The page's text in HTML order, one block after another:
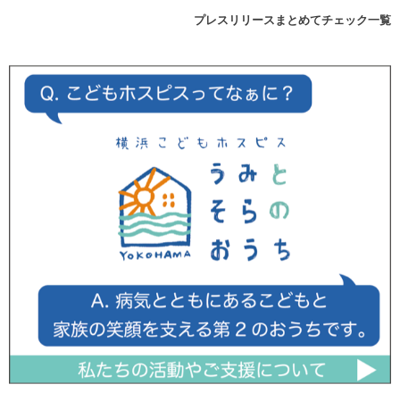
プレスリリースまとめてチェック一覧